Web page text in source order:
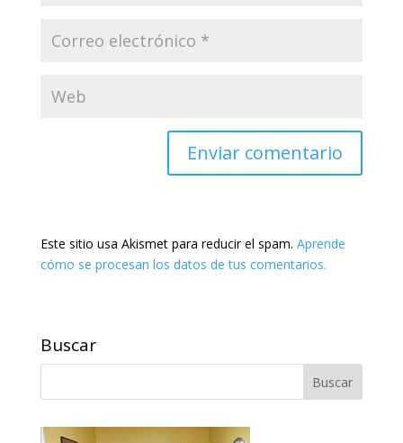
Este sitio usa Akismet para reducir el spam. Aprende
cómo se procesan los datos de tus comentarios.
Buscar